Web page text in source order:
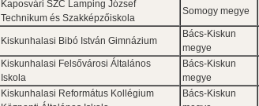
Kaposvári SZC Lamping József
Technikum és Szakképzőiskola
Somogy megye
Kiskunhalasi Bibó István Gimnázium
Bács-Kiskun
megye
Kiskunhalasi Felsővárosi Általános
Iskola
Bács-Kiskun
megye
Kiskunhalasi Református Kollégium
Bács-Kiskun